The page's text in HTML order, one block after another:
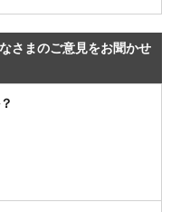
さまのご意見をお聞かせ